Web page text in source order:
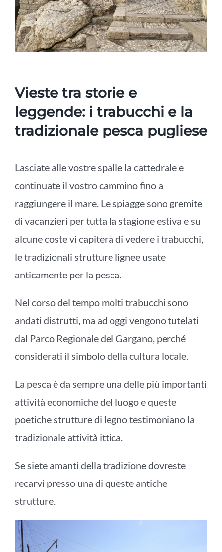
Vieste tra storie e
leggende: i trabucchi e la
tradizionale pesca pugliese
Lasciate alle vostre spalle la cattedrale e
continuate il vostro cammino fino a
raggiungere il mare. Le spiagge sono gremite
di vacanzieri per tutta la stagione estiva e su
alcune coste vi capiterà di vedere i trabucchi,
le tradizionali strutture lignee usate
anticamente per la pesca.
Nel corso del tempo molti trabucchi sono
andati distrutti, ma ad oggi vengono tutelati
dal Parco Regionale del Gargano, perché
considerati il simbolo della cultura locale.
La pesca è da sempre una delle più importanti
attività economiche del luogo e queste
poetiche strutture di legno testimoniano la
tradizionale attività ittica.
Se siete amanti della tradizione dovreste
recarvi presso una di queste antiche
strutture.